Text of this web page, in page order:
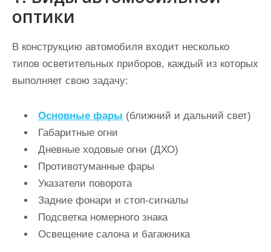
оптики
В конструкцию автомобиля входит несколько
типов осветительных приборов, каждый из которых
выполняет свою задачу:
Основные фары (ближний и дальний свет)
Габаритные огни
Дневные ходовые огни (ДХО)
Противотуманные фары
Указатели поворота
Задние фонари и стоп-сигналы
Подсветка номерного знака
Освещение салона и багажника